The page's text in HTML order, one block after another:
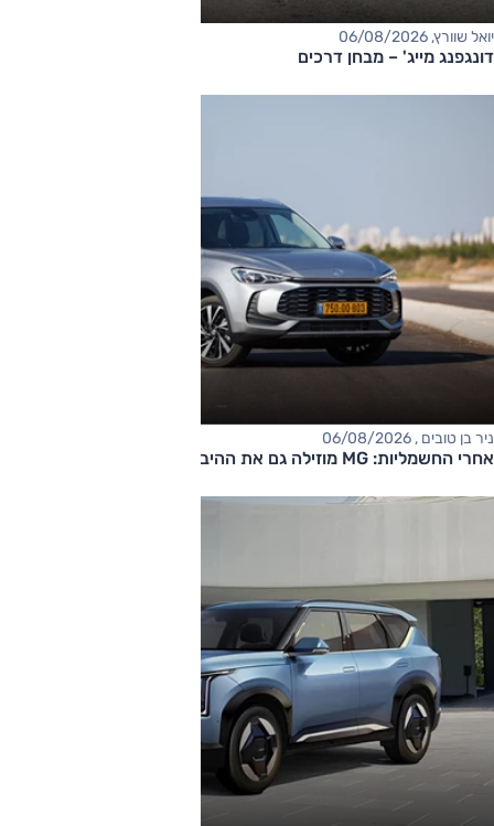
יואל שוורץ, 06/08/2026
דונגפנג מייג' – מבחן דרכים
ניר בן טובים , 06/08/2026
אחרי החשמליות: MG מוזילה גם את ההיברידיות